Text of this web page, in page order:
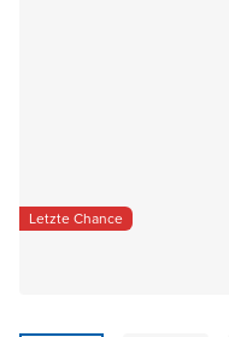
Letzte Chance